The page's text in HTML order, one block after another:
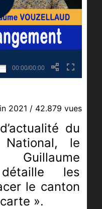
00:00/00:00
2021 / 42.879 vues
du
National, le
les
le canton
».